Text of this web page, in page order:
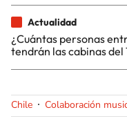
Actualidad
¿Cuántas personas
tendrán las cabinas
Chile Colaboración